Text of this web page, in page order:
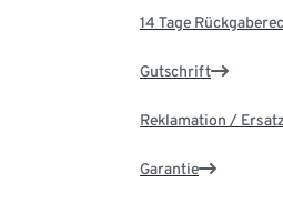
14 Tage
Gutschrift
Reklamation /
Garantie